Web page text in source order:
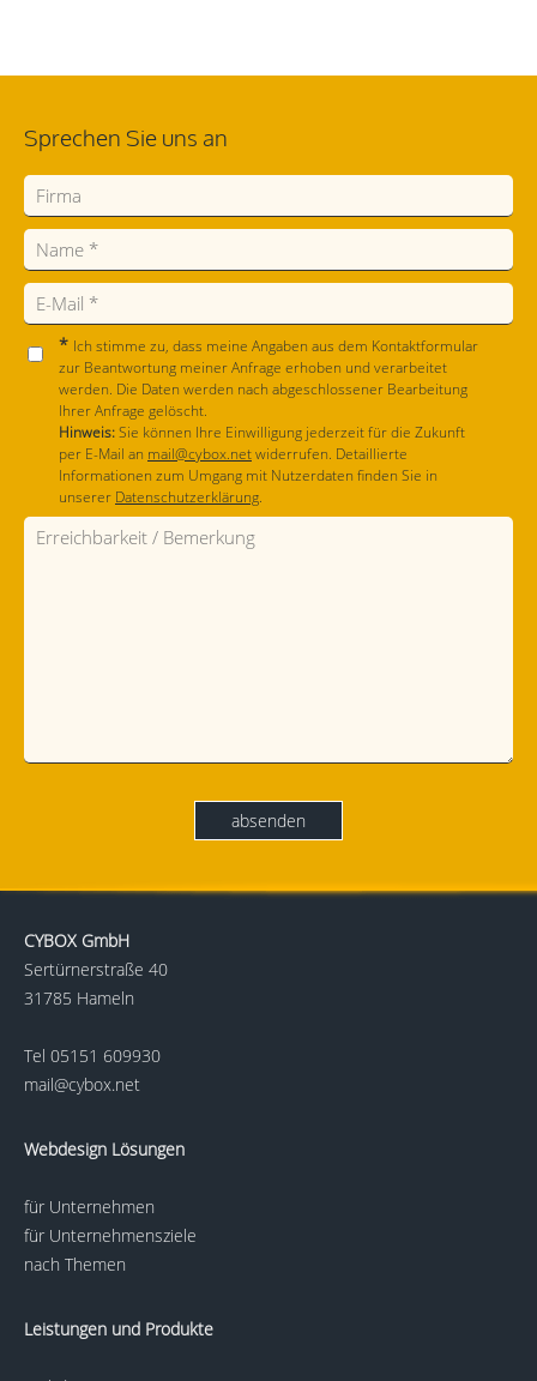
Sprechen Sie uns an
* Ich stimme zu, dass meine Angaben aus dem Kontaktformular
zur Beantwortung meiner Anfrage erhoben und verarbeitet
werden. Die Daten werden nach abgeschlossener Bearbeitung
Ihrer Anfrage gelöscht.
Hinweis:Sie können Ihre Einwilligung jederzeit für die Zukunft
per E-Mail an mail@cybox.netwiderrufen. Detaillierte
Informationen zum Umgang mit Nutzerdaten finden Sie in
unserer Datenschutzerklärung.
CYBOX GmbH
Sertürnerstraße 40
31785 Hameln
Tel 05151 609930
mail@cybox.net
Webdesign Lösungen
für Unternehmen
für Unternehmensziele
nach Themen
Leistungen und Produkte